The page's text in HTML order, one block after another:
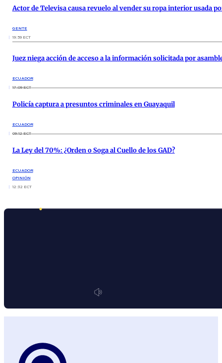
Actor de Televisa causa revuelo al vender su ropa interior usada
GENTE
19:59 ECT
Juez niega acción de acceso a la información solicitada por
ECUADOR
17:09 ECT
Policía captura a presuntos criminales en Guayaquil
ECUADOR
09:12 ECT
La Ley del 70%: ¿Orden o Soga al Cuello de los GAD?
ECUADOR
OPINIÓN
12:32 ECT